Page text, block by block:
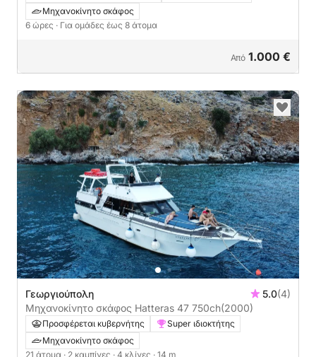
Μηχανοκίνητο σκάφος
6 ώρες · Για ομάδες έως 8 άτομα
Από 1.000 €
Γεωργιούπολη 5.0(4)
Μηχανοκίνητο σκάφος Hatteras 47 750ch(2000)
Προσφέρεται κυβερνήτης
Super ιδιοκτήτης
Μηχανοκίνητο σκάφος
21 άτομα · 2 καμπίνες · 4 κλίνες · 14 m